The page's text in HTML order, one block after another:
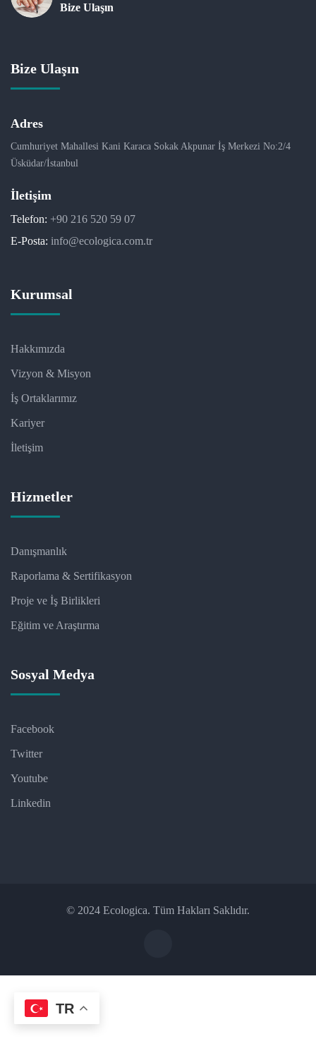
Bize Ulaşın
Bize Ulaşın
Adres
Cumhuriyet Mahallesi Kani Karaca Sokak Akpunar İş Merkezi No:2/4
Üsküdar/İstanbul
İletişim
Telefon: +90 216 520 59 07
E-Posta: info@ecologica.com.tr
Kurumsal
Hakkımızda
Vizyon & Misyon
İş Ortaklarımız
Kariyer
İletişim
Hizmetler
Danışmanlık
Raporlama & Sertifikasyon
Proje ve İş Birlikleri
Eğitim ve Araştırma
Sosyal Medya
Facebook
Twitter
Youtube
Linkedin
© 2024 Ecologica. Tüm Hakları Saklıdır.
TR